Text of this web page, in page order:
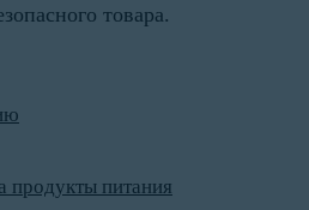
товара.
продукты питания